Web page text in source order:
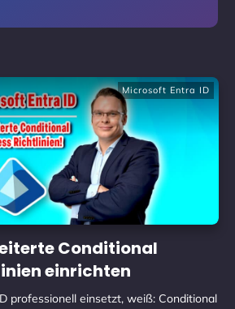
Microsoft Entra ID
Conditional
einrichten
professionell einsetzt, weiß: Conditional